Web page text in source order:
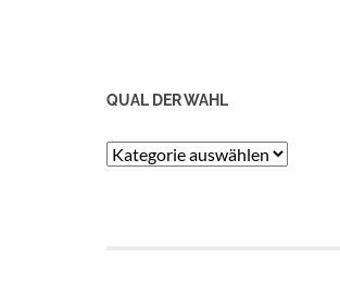
QUAL DER WAHL
Qual